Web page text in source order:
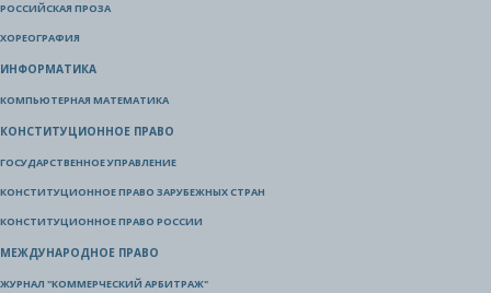
РОССИЙСКАЯ ПРОЗА
ХОРЕОГРАФИЯ
ИНФОРМАТИКА
КОМПЬЮТЕРНАЯ МАТЕМАТИКА
КОНСТИТУЦИОННОЕ ПРАВО
ГОСУДАРСТВЕННОЕ УПРАВЛЕНИЕ
КОНСТИТУЦИОННОЕ ПРАВО ЗАРУБЕЖНЫХ СТРАН
КОНСТИТУЦИОННОЕ ПРАВО РОССИИ
МЕЖДУНАРОДНОЕ ПРАВО
ЖУРНАЛ "КОММЕРЧЕСКИЙ АРБИТРАЖ"